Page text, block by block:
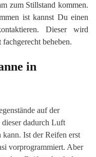
zum Stillstand kommen.
ist kannst Du einen
Dieser wird
beheben.
in
auf der
dieser dadurch Luft
Ist der Reifen erst
vorprogrammiert. Aber